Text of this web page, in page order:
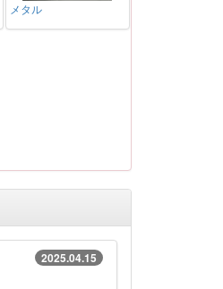
メタル
2025.04.15